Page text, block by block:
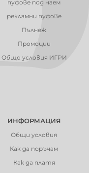
пуфове под наем
рекламни пуфове
Пълнеж
Промоции
Общо условия ИГРИ
ИНФОРМАЦИЯ
Общи условия
Как да поръчам
Как да платя